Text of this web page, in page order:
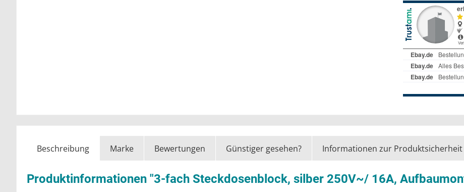
Beschreibung Marke Bewertungen Günstiger gesehen? Informationen zur Produktsicherheit
Produktinformationen "3-fach Steckdosenblock, silber 250V~/ 16A,